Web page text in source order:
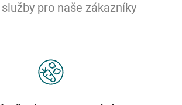
pro naše zákazníky